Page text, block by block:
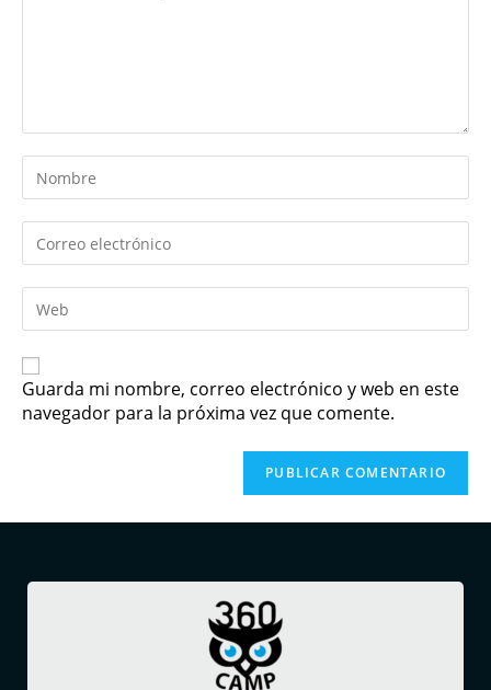
Guarda mi nombre, correo electrónico y web en este
navegador para la próxima vez que comente.